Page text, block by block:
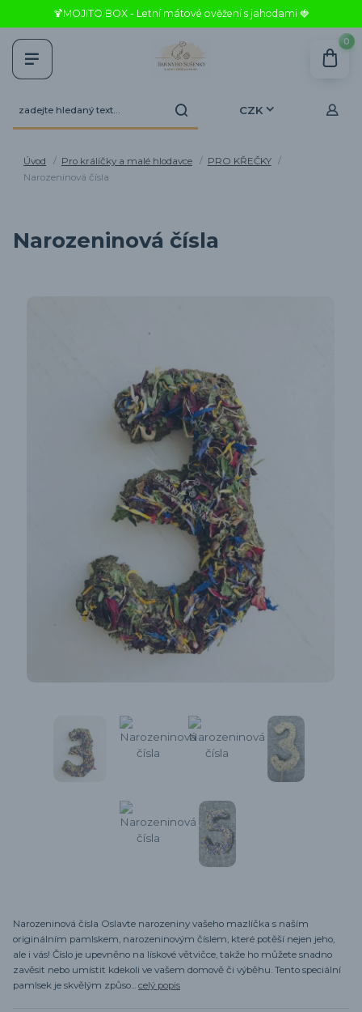
🍹MOJITO BOX - Letní mátové ověžení s jahodami 🍓
CZK
0
Úvod Pro králíčky a malé hlodavce
PRO KŘEČKY
Narozeninová čísla
Narozeninová čísla
Narozeninová čísla Oslavte narozeniny vašeho mazlíčka s naším
originálním pamlskem, narozeninovým číslem, které potěší nejen jeho,
ale i vás! Číslo je upevněno na lískové větvičce, takže ho můžete snadno
zavěsit nebo umístit kdekoli ve vašem domově či výběhu. Tento speciální
pamlsek je skvělým způso... celý popis